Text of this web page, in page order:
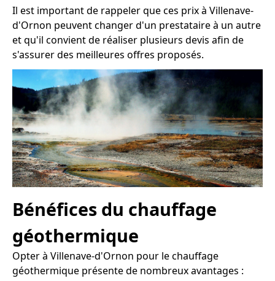
Il est important de rappeler que ces prix à Villenave-
d'Ornon peuvent changer d'un prestataire à un autre
et qu'il convient de réaliser plusieurs devis afin de
s'assurer des meilleures offres proposés.
Bénéfices du chauffage
géothermique
Opter à Villenave-d'Ornon pour le chauffage
géothermique présente de nombreux avantages :